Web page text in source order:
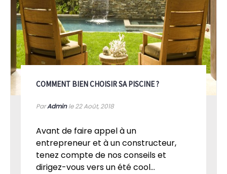
COMMENT BIEN CHOISIR SA PISCINE ?
ParAdminle 22Août, 2018
Avant de faire appel à un
entrepreneur et à un constructeur,
tenez compte de nos conseils et
dirigez-vous vers un été cool...